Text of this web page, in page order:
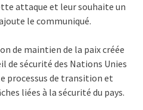
attaque et leur souhaite un
le communiqué.
de maintien de la paix créée
de sécurité des Nations Unies
processus de transition et
liées à la sécurité du pays.